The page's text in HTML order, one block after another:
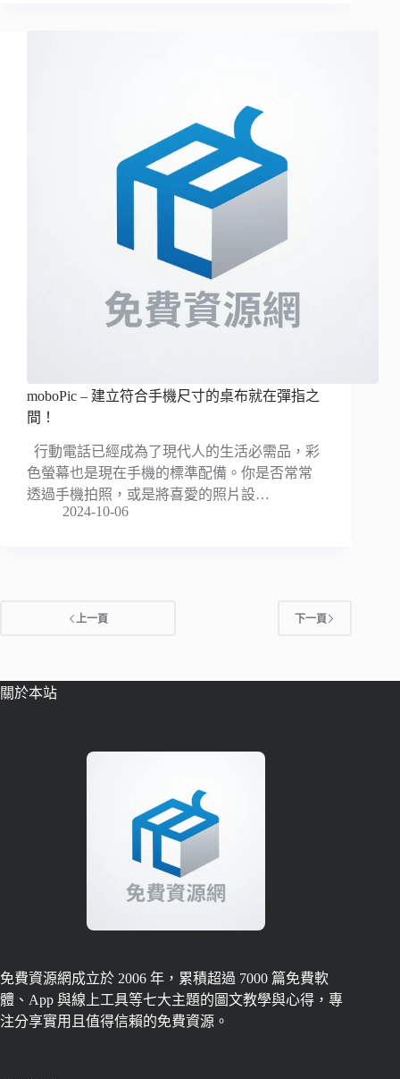
moboPic – 建立符合手機尺寸的桌布就在彈指之
間！
行動電話已經成為了現代人的生活必需品，彩
色螢幕也是現在手機的標準配備。你是否常常
透過手機拍照，或是將喜愛的照片設…
2024-10-06
上一頁 下一頁
關於本站
免費資源網成立於 2006 年，累積超過 7000 篇免費軟
體、App 與線上工具等七大主題的圖文教學與心得，專
注分享實用且值得信賴的免費資源。